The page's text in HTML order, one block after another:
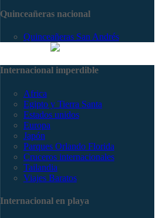
Quinceañeras nacional
Quinceañeras San Andrés
Internacional imperdible
Africa
Egipto y Tierra Santa
Estados unidos
Europa
Japón
Parques Orlando Florida
Cruceros internacionales
Tailandia
Viajes Baratos
Internacional en playa